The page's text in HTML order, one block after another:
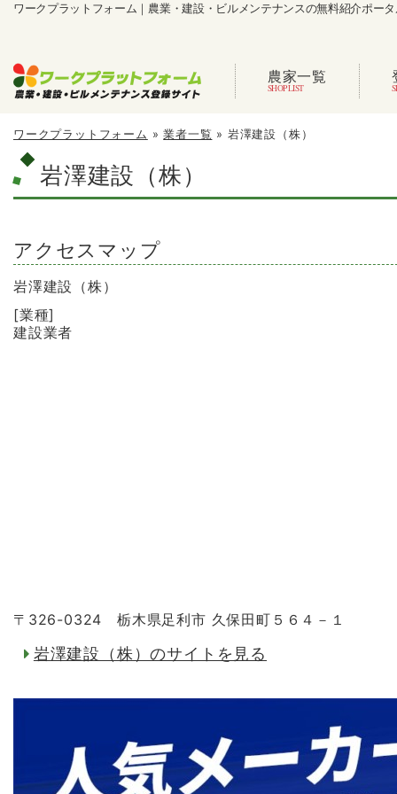
ワークプラットフォーム｜農業・建設・ビルメンテナンスの無料紹介ポー
農家一覧
ワークプラットフォーム »業者一覧 » 岩澤建設（株）
岩澤建設（株）
アクセスマップ
岩澤建設（株）
[業種]
建設業者
〒326-0324 栃木県足利市 久保田町５６４－１
岩澤建設（株）のサイトを見る